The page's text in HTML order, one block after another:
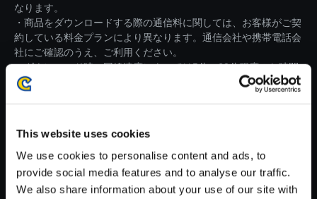
This website uses cookies
We use cookies to personalise content and ads, to
provide social media features and to analyse our traffic.
We also share information about your use of our site with
なります。
・商品をダウンロードする際の通信料に関しては、お客様がご契
約している料金プランにより異なります。通信会社や携帯電話会
社にご確認のうえ、ご利用ください。
・ダウンロード時、回線速度によっては5分～60分程度のお時間
がかかる場合がございます。
※ご購入いただいたファイルのダウンロードの際には、通信環境